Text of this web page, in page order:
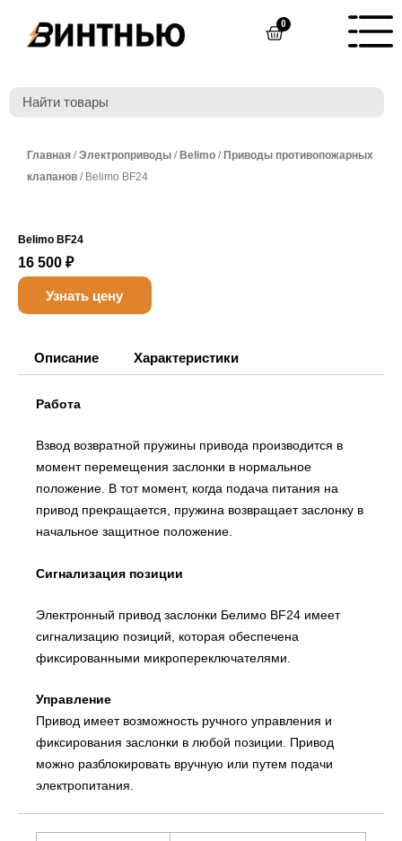
содержимому
0Cart
Главная /Электроприводы / Belimo / Приводы противопожарных
клапанов / Belimo BF24
Belimo BF24
16 500 ₽
Узнать цену
Описание Характеристики
Работа
Взвод возвратной пружины привода производится в
момент перемещения заслонки в нормальное
положение. В тот момент, когда подача питания на
привод прекращается, пружина возвращает заслонку в
начальное защитное положение.
Сигнализация позиции
Электронный привод заслонки Белимо BF24 имеет
сигнализацию позиций, которая обеспечена
фиксированными микропереключателями.
Управление
Привод имеет возможность ручного управления и
фиксирования заслонки в любой позиции. Привод
можно разблокировать вручную или путем подачи
электропитания.